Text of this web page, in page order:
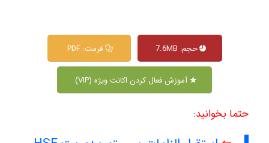
حجم: 7.6MB فرمت: PDF
آموزش فعال کردن اکانت ویژه (VIP)
حتما بخوانید: